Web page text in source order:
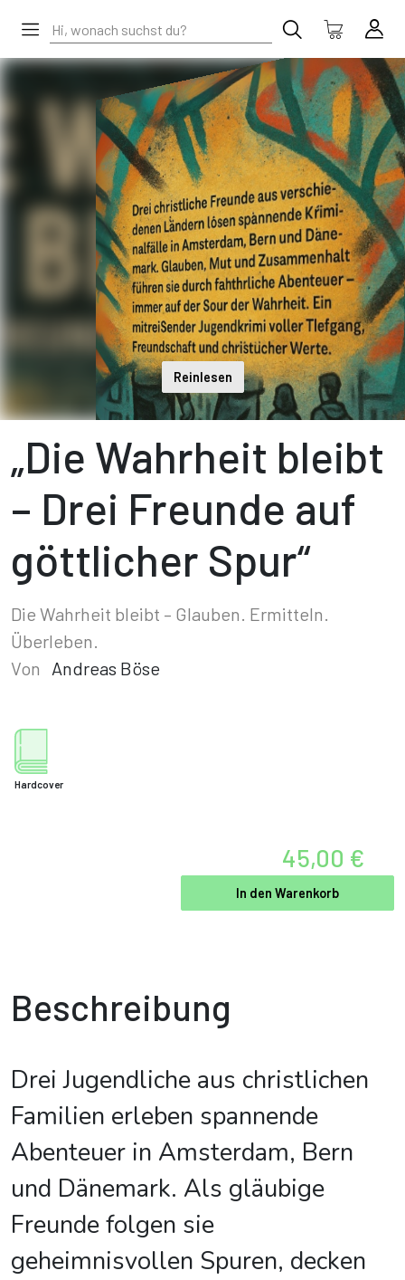
Reinlesen
„Die Wahrheit bleibt
– Drei Freunde auf
göttlicher Spur“
Die Wahrheit bleibt – Glauben. Ermitteln.
Überleben.
Von
Andreas Böse
Hardcover
45,00 €
In den Warenkorb
Beschreibung
Drei Jugendliche aus christlichen
Familien erleben spannende
Abenteuer in Amsterdam, Bern
und Dänemark. Als gläubige
Freunde folgen sie
geheimnisvollen Spuren, decken